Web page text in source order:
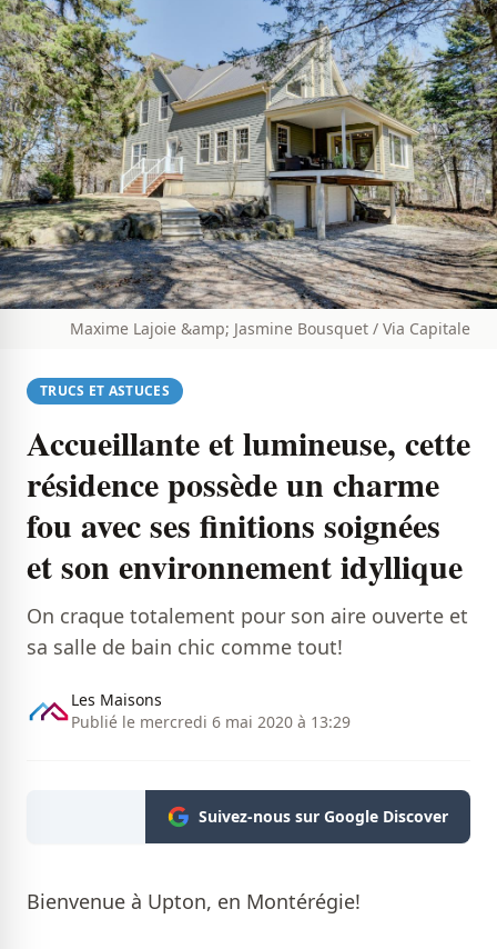
Maxime Lajoie &amp; Jasmine Bousquet / Via Capitale
TRUCS ET ASTUCES
Accueillante et lumineuse, cette
résidence possède un charme
fou avec ses finitions soignées
et son environnement idyllique
On craque totalement pour son aire ouverte et
sa salle de bain chic comme tout!
Les Maisons
Publié le mercredi 6 mai 2020 à 13:29
Suivez-nous sur Google Discover
Bienvenue à Upton, en Montérégie!